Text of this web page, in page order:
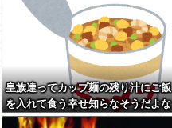
皇族達ってカップ麺の残り汁にご飯
を入れて食う幸せ知らなそうだよな
ｗ